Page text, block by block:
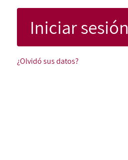
¿Olvidó sus datos?